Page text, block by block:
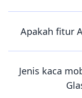
Apakah fitur
Jenis kaca